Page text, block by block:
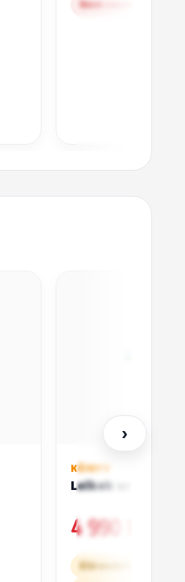
Nem rendelhető
KÖNYV
Lelkek ura
4 990 Ft
Előrendelhető
›